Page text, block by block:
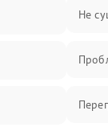
Не